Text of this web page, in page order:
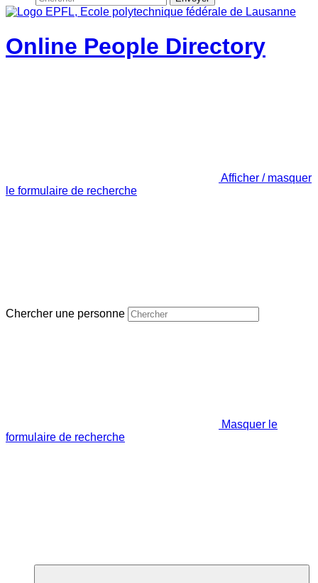
Online People Directory
Afficher / masquer
le formulaire de recherche
Chercher une personne
Masquer le
formulaire de recherche